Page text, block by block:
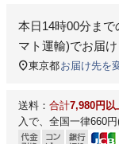
本日14時00分 ま
マト運輸)でお届け
東京都お届け先を
送料： 合計7,980円以
入で、全国一律660円(